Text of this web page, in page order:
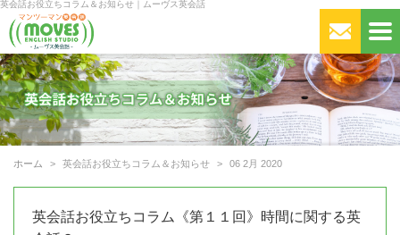
英会話お役立ちコラム＆お知らせ｜ムーヴス英会話
ホーム 英会話お役立ちコラム＆お知らせ 06 2月 2020
英会話お役立ちコラム《第１１回》時間に関する英